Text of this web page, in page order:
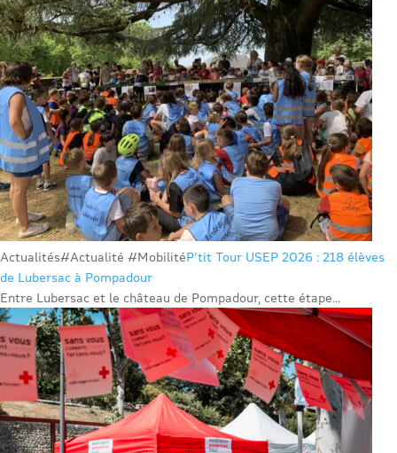
Actualités#Actualité #MobilitéP’tit Tour USEP 2026 : 218 élèves
de Lubersac à Pompadour
Entre Lubersac et le château de Pompadour, cette étape...